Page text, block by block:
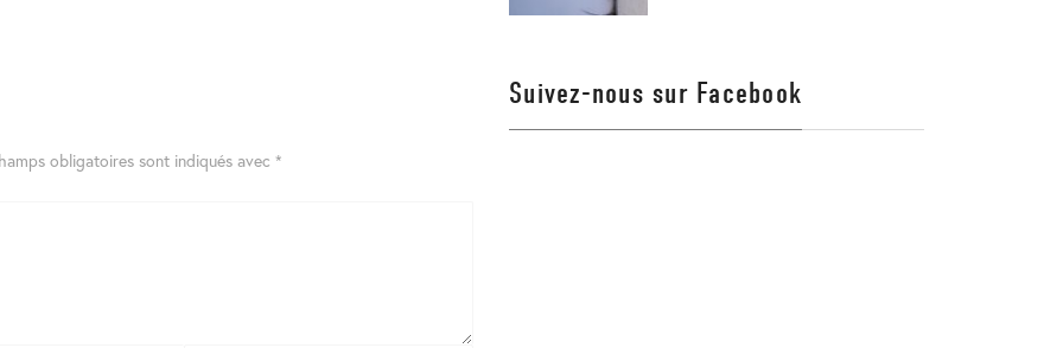
obligatoires sont indiqués avec *
Suivez-nous sur Facebook